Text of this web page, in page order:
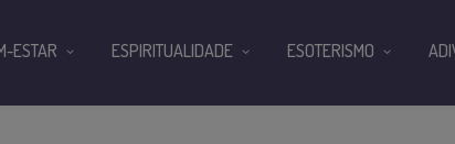
ESTAR ESPIRITUALIDADE ESOTERISMO